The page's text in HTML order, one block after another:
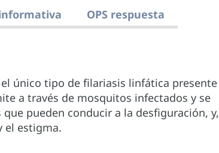
OPS respuesta
el único tipo de filariasis linfática presente
a través de mosquitos infectados y se
pueden conducir a la desfiguración, y,
el estigma.